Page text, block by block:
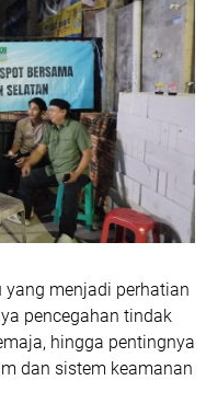
yang menjadi perhatian
pencegahan tindak
hingga pentingnya
dan sistem keamanan